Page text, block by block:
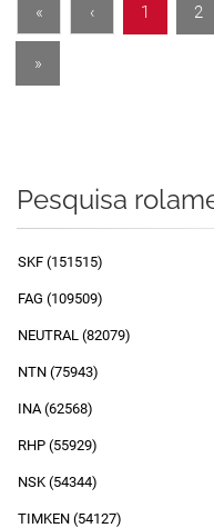
« ‹ 1 2
»
Pesquisa
SKF (151515)
FAG (109509)
NEUTRAL (82079)
NTN (75943)
INA (62568)
RHP (55929)
NSK (54344)
TIMKEN (54127)